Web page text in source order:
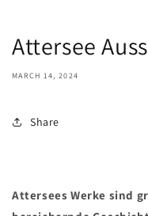
Attersee
MARCH 14, 2024
Share
Attersees Werke sind